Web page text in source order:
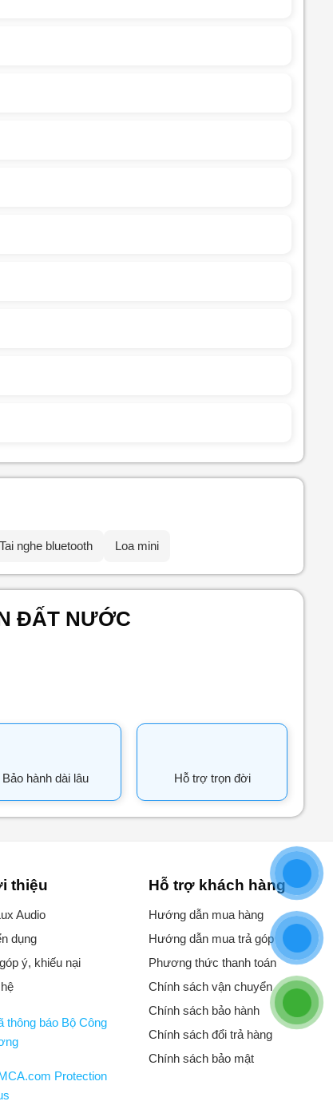
Tai nghe bluetooth Loa mini
ĐẤT NƯỚC
Bảo hành dài lâu Hỗ trợ trọn đời
thiệu
Audio
dụng
ý, khiếu nại
Hỗ trợ khách hàng
Hướng dẫn mua hàng
Hướng dẫn mua trả góp
Phương thức thanh toán
Chính sách vận chuyển
Chính sách bảo hành
Chính sách đổi trả hàng
Chính sách bảo mật